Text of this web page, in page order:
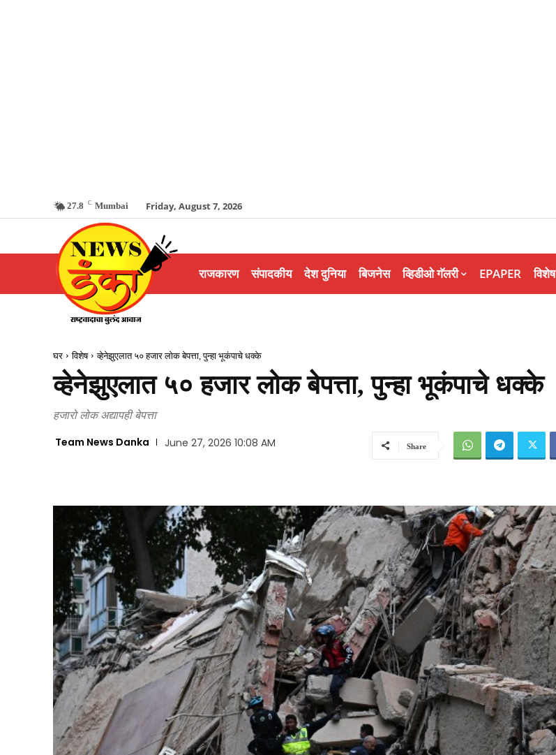
27.8 C Mumbai Friday, August 7, 2026
राजकारण संपादकीय देश दुनिया बिजनेस व्हिडीओ गॅलरी EPAPER विशेष
घर विशेष व्हेनेझुएलात ५० हजार लोक बेपत्ता, पुन्हा भूकंपाचे धक्के
व्हेनेझुएलात ५० हजार लोक बेपत्ता, पुन्हा भूकंपाचे धक्के
हजारो लोक अद्यापही बेपत्ता
Team News Danka June 27, 2026 10:08 AM Share